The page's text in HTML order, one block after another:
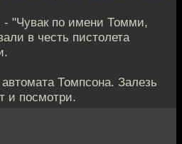
- "Чувак по имени Томми,
в честь пистолета
Томпсона. Залезь
и посмотри.